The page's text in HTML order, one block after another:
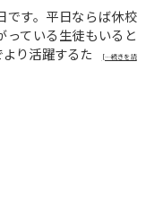
です。平日ならば休校
っている生徒もいると
り活躍するた
[…続きを読